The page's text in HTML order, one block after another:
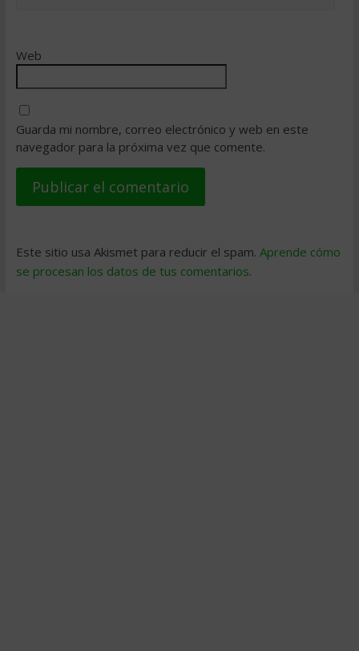
Web
Guarda mi nombre, correo electrónico y web en este
navegador para la próxima vez que comente.
Este sitio usa Akismet para reducir el spam. Aprende cómo
se procesan los datos de tus comentarios.